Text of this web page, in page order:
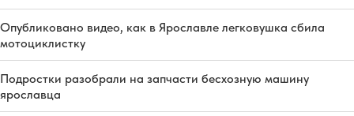
Опубликовано видео, как в Ярославле легковушка сбила
мотоциклистку
Подростки разобрали на запчасти бесхозную машину
ярославца